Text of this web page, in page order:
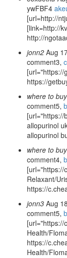
ywFBF4
[url=http://
[link=http://
http://
jonn2 Aug
comment3,
[url="https://
https://
where to
comment5,
[url="https://
allopurinol
allopurinol
where to
comment4,
[url="https://
Relaxant/
https://
jonn3 Aug
comment5,
[url="https://
Health/
https://
Health/